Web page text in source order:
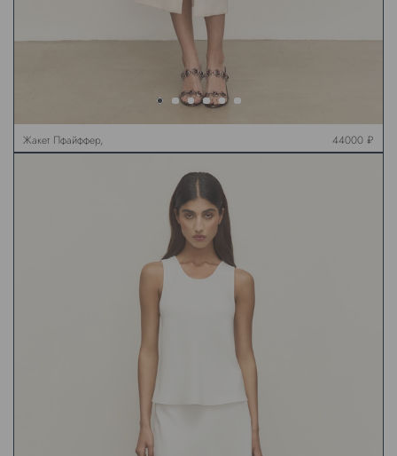
Жакет Пфайффер,
жемчужный
44000 ₽